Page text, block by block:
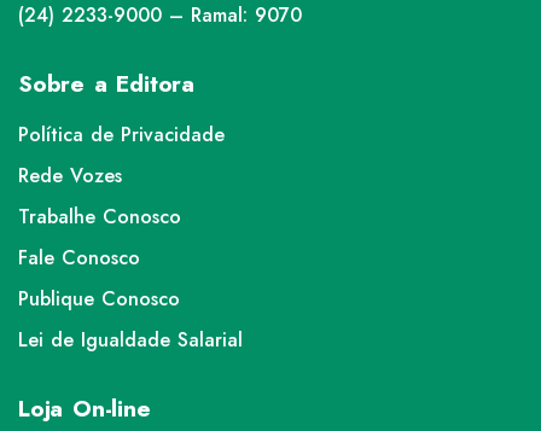
(24) 2233-9000 – Ramal: 9070
Sobre a Editora
Política de Privacidade
Rede Vozes
Trabalhe Conosco
Fale Conosco
Publique Conosco
Lei de Igualdade Salarial
Loja On-line